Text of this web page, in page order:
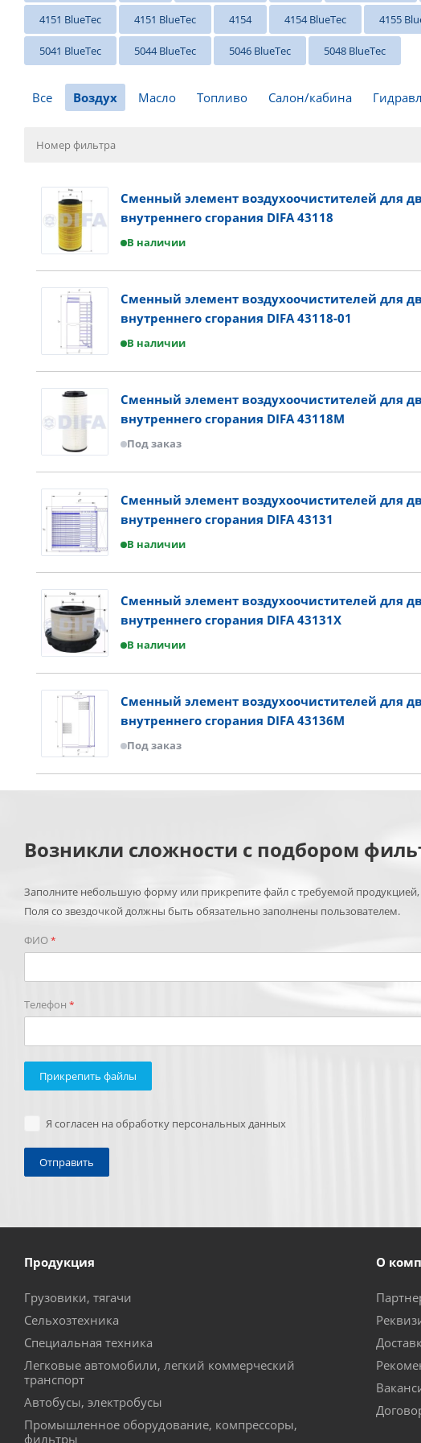
4151 BlueTec 4151 BlueTec 4154 4154 BlueTec 4155
5041 BlueTec 5044 BlueTec 5046 BlueTec 5048 BlueTec
Все Воздух Масло Топливо Салон/кабина
Сменный элемент воздухоочистителей для
внутреннего сгорания DIFA 43118
В наличии
Сменный элемент воздухоочистителей для
внутреннего сгорания DIFA 43118-01
В наличии
Сменный элемент воздухоочистителей для
внутреннего сгорания DIFA 43118M
Под заказ
Сменный элемент воздухоочистителей для
внутреннего сгорания DIFA 43131
В наличии
Сменный элемент воздухоочистителей для
внутреннего сгорания DIFA 43131X
В наличии
Сменный элемент воздухоочистителей для
внутреннего сгорания DIFA 43136M
Под заказ
Возникли сложности с подбором
Заполните небольшую форму или прикрепите файл с требуемой
Поля со звездочкой должны быть обязательно заполнены пользователем.
ФИО*
Телефон *
Прикрепить файлы
Я согласен на обработку персональных данных
Продукция
Грузовики, тягачи
Сельхозтехника
Специальная техника
Легковые автомобили, легкий коммерческий
транспорт
Автобусы, электробусы
Промышленное оборудование, компрессоры,
фильтры
О